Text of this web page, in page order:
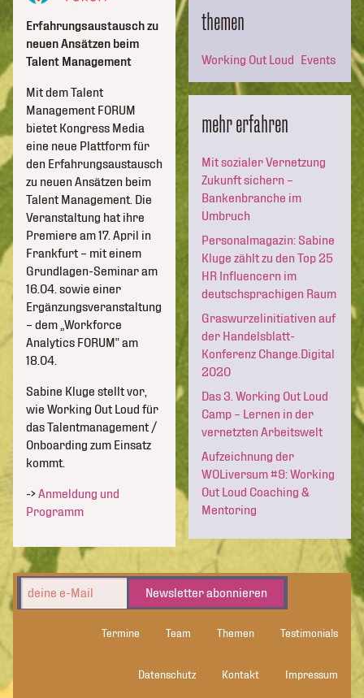
Erfahrungsaustausch zu
neuen Ansätzen beim
Talent Management
Mit dem Talent
Management FORUM
bietet Kongress Media
eine neue Plattform für
den Erfahrungsaustausch
zu neuen Ansätzen beim
Talent Management. Die
Veranstaltung hat ihre
Premiere am 17. April in
Frankfurt – mit einem
Grundlagen-Seminar am
16.04. sowie einer
Ergänzungsveranstaltung
– dem „Workforce
Analytics FORUM“ am
18.04.
Sabine Kluge stellt vor,
wie Working Out Loud für
das Talentmanagement /
Onboarding zum Einsatz
kommt.
->Anmeldung und
Programm
themen
Working Out Loud Events
mehr erfahren
Mit sozialer Vernetzung
Zukunft sichern –
Bankenbranche im
Umbruch
Personalmagazin: Sabine
Kluge zählt zu den Top 25
HR Influencern im
deutschsprachigen Raum
Graswurzelinitiativen auf
der Handelsblatt-
Konferenz Change.Digital
2020
Das 3. Working Out Loud
Camp – Lernen in der
vernetzten Arbeitswelt
Aufzeichnung der
WOLiversum #9: Working
Out Loud Coaching &
Mentoring
Newsletter abonnieren
Termine Team Themen Testimonials
Datenschutz Kontakt Impressum